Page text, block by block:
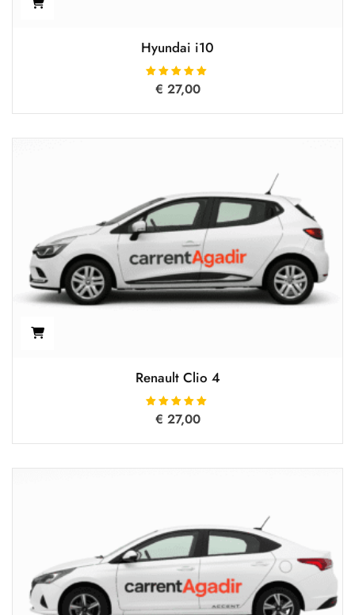
Hyundai i10
Oceniono
5.00
€ 27,00
Renault Clio 4
Oceniono
5.00
€ 27,00